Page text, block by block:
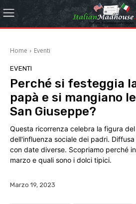
Home Eventi
EVENTI
Perché si festeggia
papà e si mangiano
San Giuseppe?
Questa ricorrenza celebra la figura
dell'influenza sociale dei padri.
con date diverse. Scopriamo perché
marzo e quali sono i dolci tipici.
Marzo 19, 2023